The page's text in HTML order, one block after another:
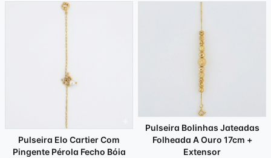
Pulseira Elo Cartier Com
Pingente Pérola Fecho Bóia
Pulseira Bolinhas Jateadas
Folheada A Ouro 17cm +
Extensor